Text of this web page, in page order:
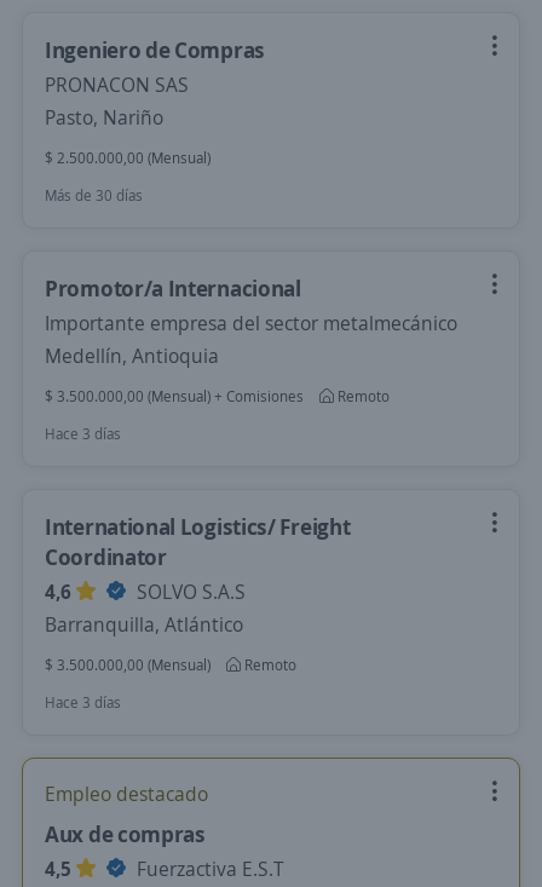
Ingeniero de Compras
PRONACON SAS
Pasto, Nariño
$ 2.500.000,00 (Mensual)
Más de 30 días
Promotor/a Internacional
Importante empresa del sector metalmecánico
Medellín, Antioquia
$ 3.500.000,00 (Mensual) + Comisiones
Remoto
Hace 3 días
International Logistics/ Freight
Coordinator
4,6
SOLVO S.A.S
Barranquilla, Atlántico
$ 3.500.000,00 (Mensual)
Remoto
Hace 3 días
Empleo destacado
Aux de compras
4,5
Fuerzactiva E.S.T